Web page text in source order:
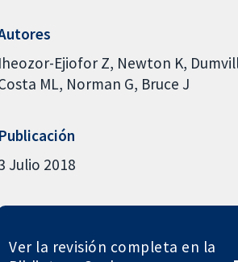
Iheozor-Ejiofor Z Newton K
ML Norman G Bruce J
Publicación
Julio 2018
Ver la revisión completa en la